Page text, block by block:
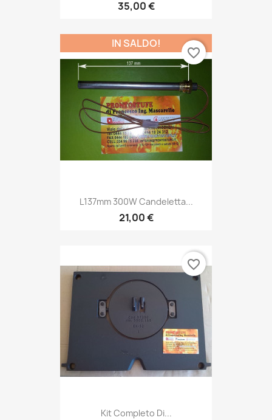
35,00 €
L137mm 300W Candeletta...
21,00 €
IN SALDO!
favorite_border
Kit Completo Di...
favorite_border